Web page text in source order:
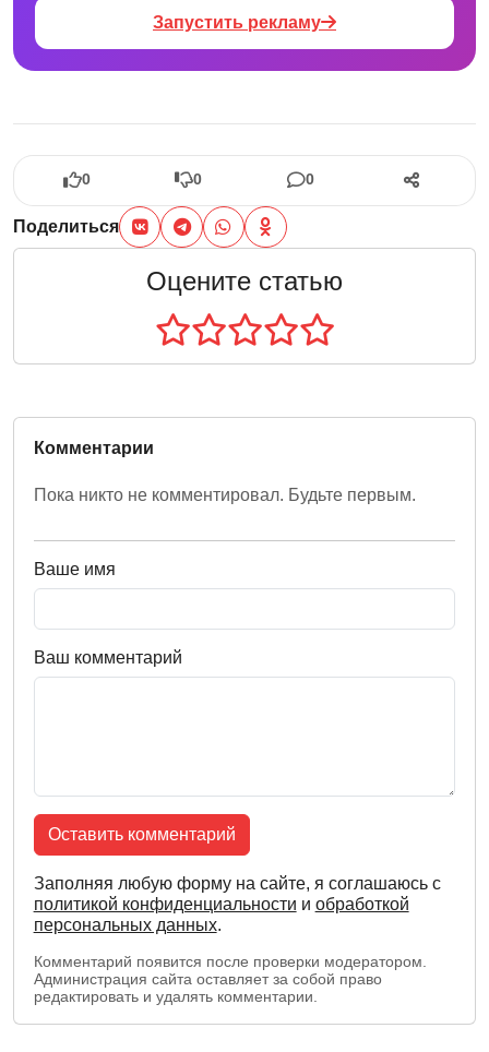
Запустить рекламу
0 0 0
Поделиться
Оцените статью
Комментарии
Пока никто не комментировал. Будьте первым.
Ваше имя
Ваш комментарий
Оставить комментарий
Заполняя любую форму на сайте, я соглашаюсь с
политикой конфиденциальности и обработкой
персональных данных.
Комментарий появится после проверки модератором.
Администрация сайта оставляет за собой право
редактировать и удалять комментарии.